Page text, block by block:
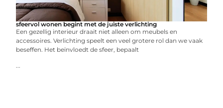
sfeervol wonen begint met de juiste verlichting
Een gezellig interieur draait niet alleen om meubels en
accessoires. Verlichting speelt een veel grotere rol dan we vaak
beseffen. Het beïnvloedt de sfeer, bepaalt
...